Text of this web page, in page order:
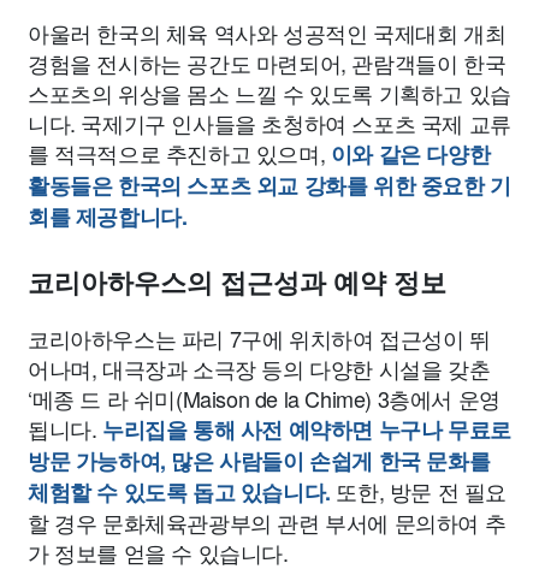
아울러 한국의 체육 역사와 성공적인 국제대회 개최
경험을 전시하는 공간도 마련되어, 관람객들이 한국
스포츠의 위상을 몸소 느낄 수 있도록 기획하고 있습
니다. 국제기구 인사들을 초청하여 스포츠 국제 교류
를 적극적으로 추진하고 있으며, 이와 같은 다양한
활동들은 한국의 스포츠 외교 강화를 위한 중요한 기
회를 제공합니다.
코리아하우스의 접근성과 예약 정보
코리아하우스는 파리 7구에 위치하여 접근성이 뛰
어나며, 대극장과 소극장 등의 다양한 시설을 갖춘
‘메종 드 라 쉬미(Maison de la Chime) 3층에서 운영
됩니다. 누리집을 통해 사전 예약하면 누구나 무료로
방문 가능하여, 많은 사람들이 손쉽게 한국 문화를
체험할 수 있도록 돕고 있습니다. 또한, 방문 전 필요
할 경우 문화체육관광부의 관련 부서에 문의하여 추
가 정보를 얻을 수 있습니다.